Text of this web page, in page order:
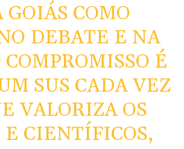
GOIÁS COMO
DEBATE E NA
É
SUS CADA VEZ
VALORIZA OS
CIENTÍFICOS,